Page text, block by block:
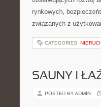
rynkowych,
związanych z
CATEGORIES:
SAUNY I
POSTED BY ADMIN